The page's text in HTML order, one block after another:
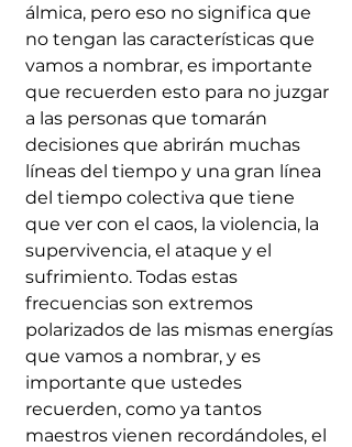
álmica, pero eso no significa que
no tengan las características que
vamos a nombrar, es importante
que recuerden esto para no juzgar
a las personas que tomarán
decisiones que abrirán muchas
líneas del tiempo y una gran línea
del tiempo colectiva que tiene
que ver con el caos, la violencia, la
supervivencia, el ataque y el
sufrimiento. Todas estas
frecuencias son extremos
polarizados de las mismas energías
que vamos a nombrar, y es
importante que ustedes
recuerden, como ya tantos
maestros vienen recordándoles, el